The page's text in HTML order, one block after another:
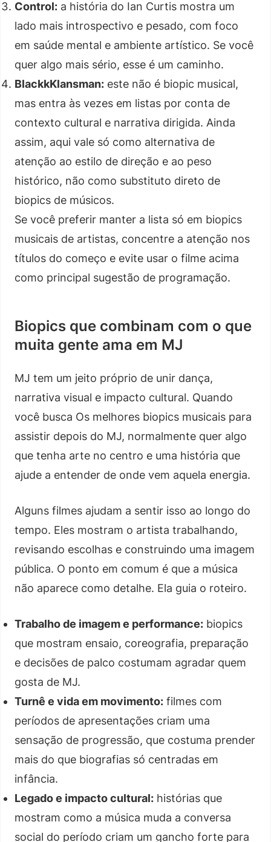
Control: a história do Ian Curtis mostra um
lado mais introspectivo e pesado, com foco
em saúde mental e ambiente artístico. Se você
quer algo mais sério, esse é um caminho.
BlackkKlansman: este não é biopic musical,
mas entra às vezes em listas por conta de
contexto cultural e narrativa dirigida. Ainda
assim, aqui vale só como alternativa de
atenção ao estilo de direção e ao peso
histórico, não como substituto direto de
biopics de músicos.
Se você preferir manter a lista só em biopics
musicais de artistas, concentre a atenção nos
títulos do começo e evite usar o filme acima
como principal sugestão de programação.
Biopics que combinam com o que
muita gente ama em MJ
MJ tem um jeito próprio de unir dança,
narrativa visual e impacto cultural. Quando
você busca Os melhores biopics musicais para
assistir depois do MJ, normalmente quer algo
que tenha arte no centro e uma história que
ajude a entender de onde vem aquela energia.
Alguns filmes ajudam a sentir isso ao longo do
tempo. Eles mostram o artista trabalhando,
revisando escolhas e construindo uma imagem
pública. O ponto em comum é que a música
não aparece como detalhe. Ela guia o roteiro.
Trabalho de imagem e performance: biopics
que mostram ensaio, coreografia, preparação
e decisões de palco costumam agradar quem
gosta de MJ.
Turnê e vida em movimento: filmes com
períodos de apresentações criam uma
sensação de progressão, que costuma prender
mais do que biografias só centradas em
infância.
Legado e impacto cultural: histórias que
mostram como a música muda a conversa
social do período criam um gancho forte para